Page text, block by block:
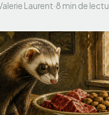
Laurent·8 min de